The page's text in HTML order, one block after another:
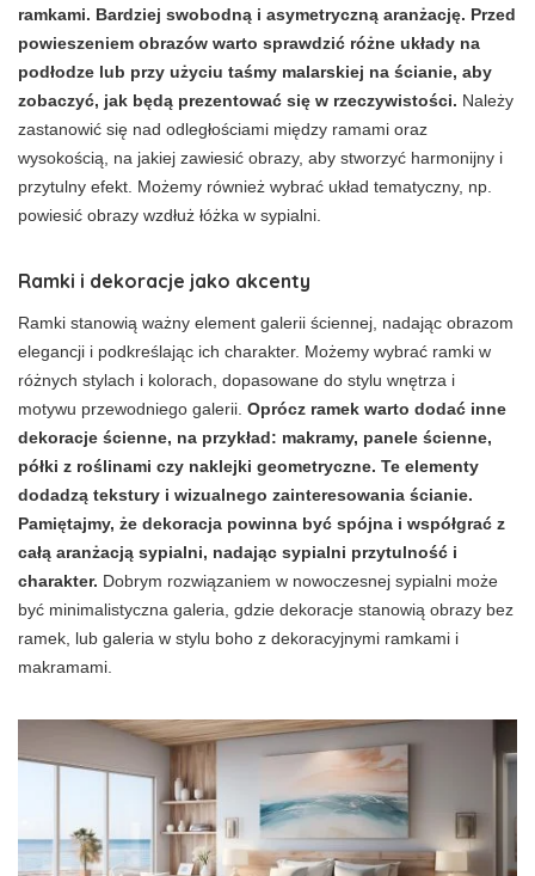
ramkami. Bardziej swobodną i asymetryczną aranżację. Przed
powieszeniem obrazów warto sprawdzić różne układy na
podłodze lub przy użyciu taśmy malarskiej na ścianie, aby
zobaczyć, jak będą prezentować się w rzeczywistości. Należy
zastanowić się nad odległościami między ramami oraz
wysokością, na jakiej zawiesić obrazy, aby stworzyć harmonijny i
przytulny efekt. Możemy również wybrać układ tematyczny, np.
powiesić obrazy wzdłuż łóżka w sypialni.
Ramki i dekoracje jako akcenty
Ramki stanowią ważny element galerii ściennej, nadając obrazom
elegancji i podkreślając ich charakter. Możemy wybrać ramki w
różnych stylach i kolorach, dopasowane do stylu wnętrza i
motywu przewodniego galerii. Oprócz ramek warto dodać inne
dekoracje ścienne, na przykład: makramy, panele ścienne,
półki z roślinami czy naklejki geometryczne. Te elementy
dodadzą tekstury i wizualnego zainteresowania ścianie.
Pamiętajmy, że dekoracja powinna być spójna i współgrać z
całą aranżacją sypialni, nadając sypialni przytulność i
charakter. Dobrym rozwiązaniem w nowoczesnej sypialni może
być minimalistyczna galeria, gdzie dekoracje stanowią obrazy bez
ramek, lub galeria w stylu boho z dekoracyjnymi ramkami i
makramami.